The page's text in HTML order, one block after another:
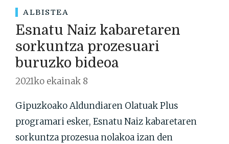
ALBISTEA
Esnatu Naiz kabaretaren
sorkuntza prozesuari
buruzko bideoa
2021ko ekainak 8
Gipuzkoako Aldundiaren Olatuak Plus
programari esker, Esnatu Naiz kabaretaren
sorkuntza prozesua nolakoa izan den